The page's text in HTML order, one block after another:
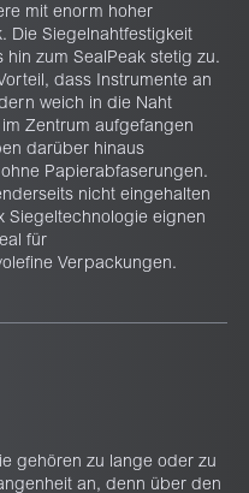
mit enorm hoher
Die Siegelnahtfestigkeit
zum SealPeak stetig zu.
dass Instrumente an
weich in die Naht
Zentrum aufgefangen
darüber hinaus
Papierabfaserungen.
nicht eingehalten
Siegeltechnologie eignen
für
Verpackungen.
gehören zu lange oder zu
an, denn über den